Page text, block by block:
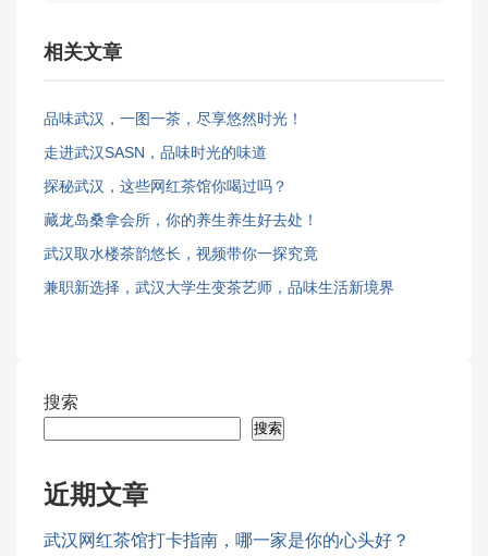
相关文章
品味武汉，一图一茶，尽享悠然时光！
走进武汉SASN，品味时光的味道
探秘武汉，这些网红茶馆你喝过吗？
藏龙岛桑拿会所，你的养生养生好去处！
武汉取水楼茶韵悠长，视频带你一探究竟
兼职新选择，武汉大学生变茶艺师，品味生活新境界
搜索
搜索
近期文章
武汉网红茶馆打卡指南，哪一家是你的心头好？